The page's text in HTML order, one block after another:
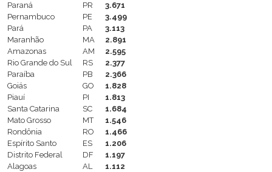
Paraná
PR
3.671
Pernambuco
PE
3.499
Pará
PA
3.113
Maranhão
MA
2.891
Amazonas
AM
2.595
Rio Grande do Sul
RS
2.377
Paraíba
PB
2.366
Goiás
GO
1.828
Piauí
PI
1.813
Santa Catarina
SC
1.684
Mato Grosso
MT
1.546
Rondônia
RO
1.466
Espírito Santo
ES
1.206
Distrito Federal
DF
1.197
Alagoas
AL
1.112